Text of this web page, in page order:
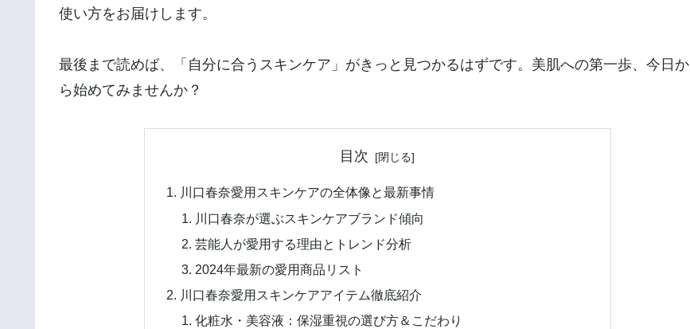
使い方をお届けします。
最後まで読めば、「自分に合うスキンケア」がきっと見つかるはずです。美肌への第一歩、今日か
ら始めてみませんか？
目次
川口春奈愛用スキンケアの全体像と最新事情
川口春奈が選ぶスキンケアブランド傾向
芸能人が愛用する理由とトレンド分析
2024年最新の愛用商品リスト
川口春奈愛用スキンケアアイテム徹底紹介
化粧水・美容液：保湿重視の選び方＆こだわり